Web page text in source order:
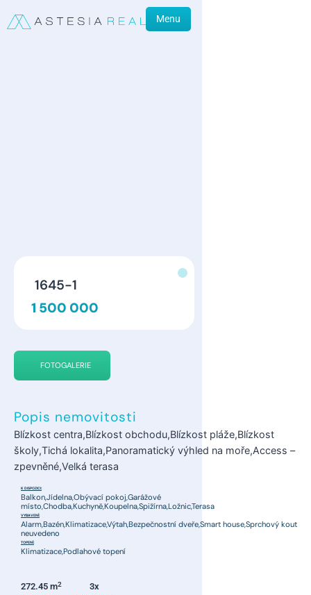
Menu
1645-1
1 500 000
FOTOGALERIE
Popis nemovitosti
Blízkost centra,Blízkost obchodu,Blízkost pláže,Blízkost
školy,Tichá lokalita,Panoramatický výhled na moře,Access –
zpevněné,Velká terasa
K DISPOZICI:
Balkon,Jídelna,Obývací pokoj,Garážové
místo,Chodba,Kuchyně,Koupelna,Spižírna,Ložnic,Terasa
VYBAVENÍ:
Alarm,Bazén,Klimatizace,Výtah,Bezpečnostní dveře,Smart house,Sprchový kout
neuvedeno
TOPENÍ:
Klimatizace,Podlahové topení
272.45 m2 3x